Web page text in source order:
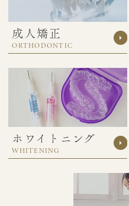
成人矯正
ORTHODONTIC
ホワイトニング
WHITENING